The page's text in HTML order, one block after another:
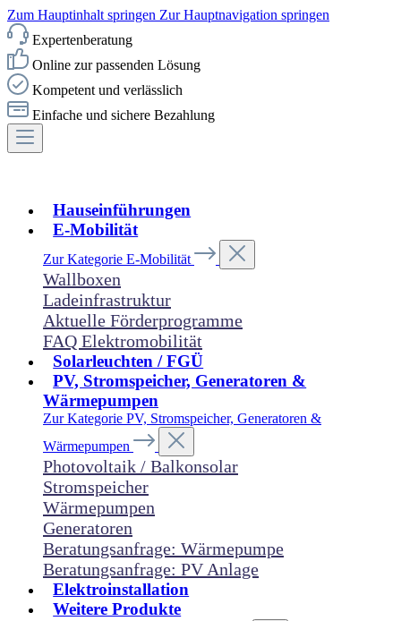
Zum Hauptinhalt springen Zur Hauptnavigation springen
Expertenberatung
Online zur passenden Lösung
Kompetent und verlässlich
Einfache und sichere Bezahlung
Hauseinführungen
E-Mobilität
Zur Kategorie E-Mobilität
Wallboxen
Ladeinfrastruktur
Aktuelle Förderprogramme
FAQ Elektromobilität
Solarleuchten / FGÜ
PV, Stromspeicher, Generatoren &
Wärmepumpen
Zur Kategorie PV, Stromspeicher, Generatoren &
Wärmepumpen
Photovoltaik / Balkonsolar
Stromspeicher
Wärmepumpen
Generatoren
Beratungsanfrage: Wärmepumpe
Beratungsanfrage: PV Anlage
Elektroinstallation
Weitere Produkte